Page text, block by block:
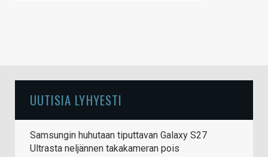
UUTISIA LYHYESTI
Samsungin huhutaan tiputtavan Galaxy S27
Ultrasta neljännen takakameran pois